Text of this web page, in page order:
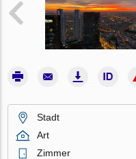
Stadt
Art
Zimmer